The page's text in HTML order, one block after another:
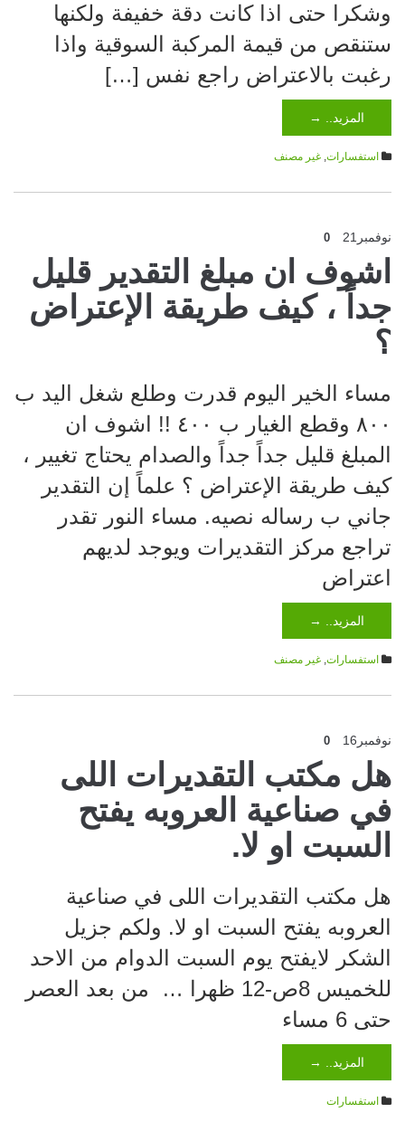
وشكرا حتى اذا كانت دقة خفيفة ولكنها
ستنقص من قيمة المركبة السوقية واذا
رغبت بالاعتراض راجع نفس […]
المزيد.. →
استفسارات, غير مصنف
نوفمبر 21
0
اشوف ان مبلغ التقدير قليل
جداً ، كيف طريقة الإعتراض
؟
مساء الخير اليوم قدرت وطلع شغل اليد ب
٨٠٠ وقطع الغيار ب ٤٠٠ !! اشوف ان
المبلغ قليل جداً جداً والصدام يحتاج تغيير ،
كيف طريقة الإعتراض ؟ علماً إن التقدير
جاني ب رساله نصيه. مساء النور تقدر
تراجع مركز التقديرات ويوجد لديهم
اعتراض
المزيد.. →
استفسارات, غير مصنف
نوفمبر 16
0
هل مكتب التقديرات اللى
في صناعية العروبه يفتح
السبت او لا.
هل مكتب التقديرات اللى في صناعية
العروبه يفتح السبت او لا. ولكم جزيل
الشكر لايفتح يوم السبت الدوام من الاحد
للخميس 8ص-12 ظهرا … من بعد العصر
حتى 6 مساء
المزيد.. →
استفسارات